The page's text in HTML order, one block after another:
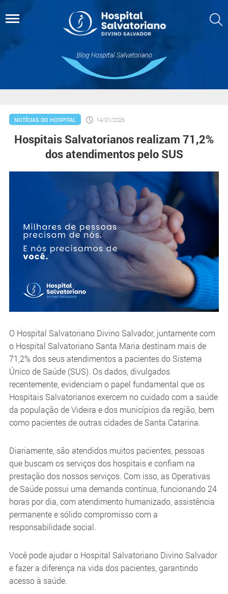
NOTÍCIAS DO HOSPITAL 14/01/2026
Hospitais Salvatorianos realizam 71,2%
dos atendimentos pelo SUS
O Hospital Salvatoriano Divino Salvador, juntamente com
o Hospital Salvatoriano Santa Maria destinam mais de
71,2% dos seus atendimentos a pacientes do Sistema
Único de Saúde (SUS). Os dados, divulgados
recentemente, evidenciam o papel fundamental que os
Hospitais Salvatorianos exercem no cuidado com a saúde
da população de Videira e dos municípios da região, bem
como pacientes de outras cidades de Santa Catarina.
Diariamente, são atendidos muitos pacientes, pessoas
que buscam os serviços dos hospitais e confiam na
prestação dos nossos serviços. Com isso, as Operativas
de Saúde possui uma demanda contínua, funcionando 24
horas por dia, com atendimento humanizado, assistência
permanente e sólido compromisso com a
responsabilidade social.
Você pode ajudar o Hospital Salvatoriano Divino Salvador
e fazer a diferença na vida dos pacientes, garantindo
acesso à saúde.